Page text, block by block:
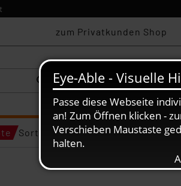
zum Privatkunden Shop
KarriereMein ELV
Sortiments-Deals